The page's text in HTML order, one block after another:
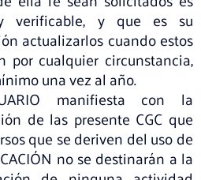
verificable, y que es su
actualizarlos cuando estos
por cualquier circunstancia,
una vez al año.
manifiesta con la
de las presente CGC que
que se deriven del uso de
no se destinarán a la